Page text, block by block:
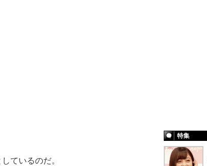
ているのだ。
特集